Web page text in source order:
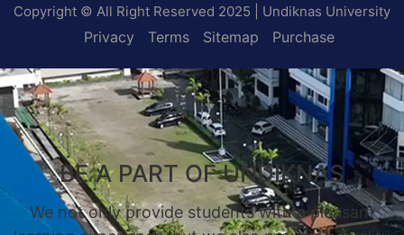
Copyright © All Right Reserved 2025 | Undiknas University
Privacy Terms Sitemap Purchase
BE A PART OF UNDIKNAS
We not only provide students with a pleasant